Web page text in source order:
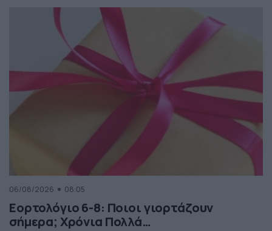
06/08/2026 08:05
Εορτολόγιο 6-8: Ποιοι γιορτάζουν
σήμερα; Χρόνια Πολλά…